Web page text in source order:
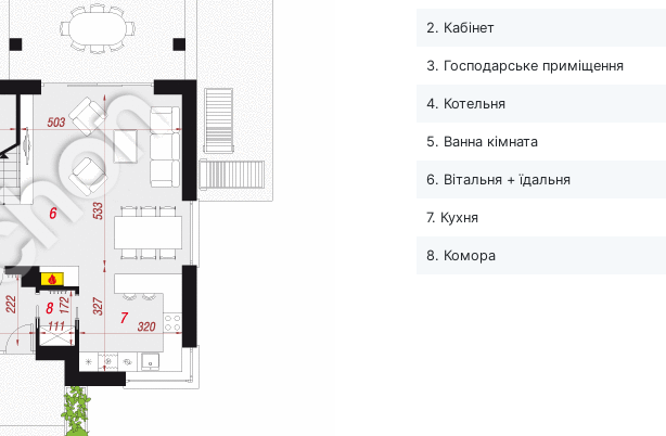
2. Кабінет
3. Господарське приміщення
4. Котельня
5. Ванна кімната
6. Вітальня + їдальня
7. Кухня
8. Комора